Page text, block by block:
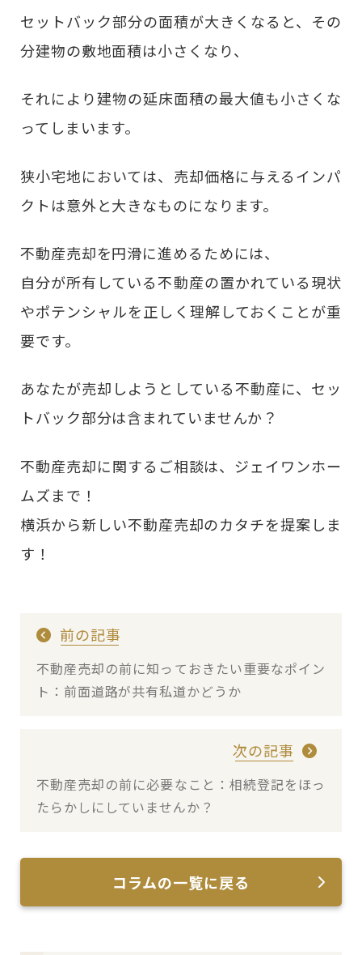
セットバック部分の面積が大きくなると、その
分建物の敷地面積は小さくなり、
それにより建物の延床面積の最大値も小さくな
ってしまいます。
狭小宅地においては、売却価格に与えるインパ
クトは意外と大きなものになります。
不動産売却を円滑に進めるためには、
自分が所有している不動産の置かれている現状
やポテンシャルを正しく理解しておくことが重
要です。
あなたが売却しようとしている不動産に、セッ
トバック部分は含まれていませんか？
不動産売却に関するご相談は、ジェイワンホー
ムズまで！
横浜から新しい不動産売却のカタチを提案しま
す！
前の記事
不動産売却の前に知っておきたい重要なポイン
ト：前面道路が共有私道かどうか
次の記事
不動産売却の前に必要なこと：相続登記をほっ
たらかしにしていませんか？
コラムの一覧に戻る